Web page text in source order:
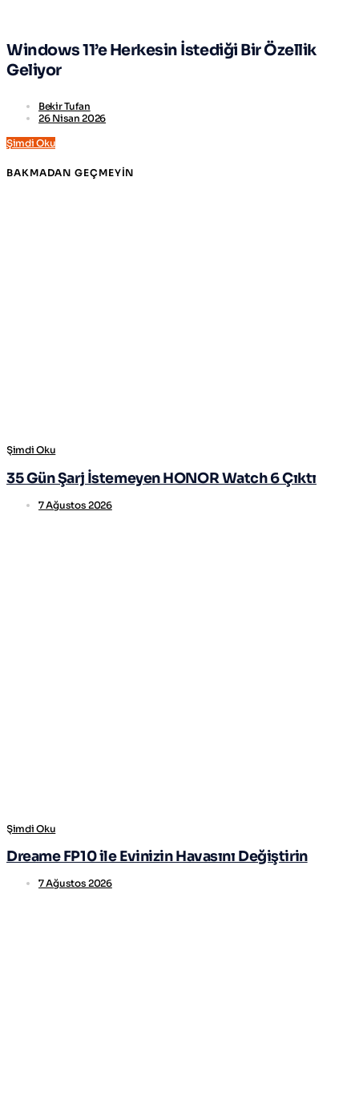
Windows 11’e Herkesin İstediği Bir Özellik
Geliyor
Bekir Tufan
26 Nisan 2026
Şimdi Oku
BAKMADAN GEÇMEYIN
Şimdi Oku
35 Gün Şarj İstemeyen HONOR Watch 6 Çıktı
7 Ağustos 2026
Şimdi Oku
Dreame FP10 ile Evinizin Havasını Değiştirin
7 Ağustos 2026